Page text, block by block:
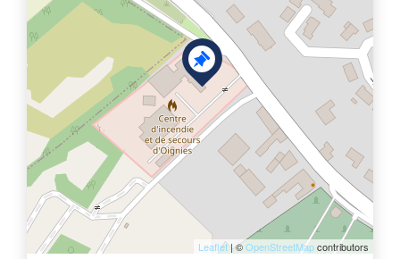
Leaflet| ©OpenStreetMapcontributors